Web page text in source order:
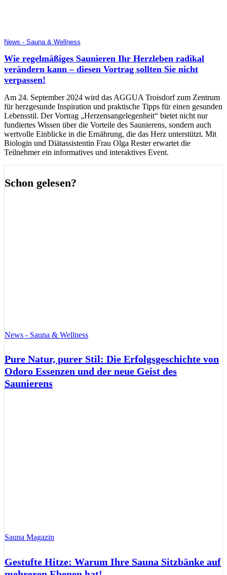
News - Sauna & Wellness
Wie regelmäßiges Saunieren Ihr Herzleben radikal
verändern kann – diesen Vortrag sollten Sie nicht
verpassen!
Am 24. September 2024 wird das AGGUA Troisdorf zum Zentrum
für herzgesunde Inspiration und praktische Tipps für einen gesunden
Lebensstil. Der Vortrag „Herzensangelegenheit“ bietet nicht nur
fundiertes Wissen über die Vorteile des Saunierens, sondern auch
wertvolle Einblicke in die Ernährung, die das Herz unterstützt. Mit
Biologin und Diätassistentin Frau Olga Rester erwartet die
Teilnehmer ein informatives und interaktives Event.
Schon gelesen?
News - Sauna & Wellness
Pure Natur, purer Stil: Die Erfolgsgeschichte von
Odoro Essenzen und der neue Geist des
Saunierens
Sauna Magazin
Gestufte Hitze: Warum Ihre Sauna Sitzbänke auf